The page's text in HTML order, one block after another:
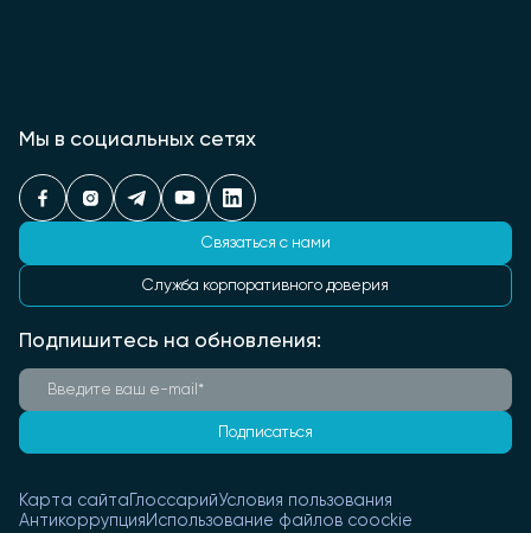
Мы в социальных сетях
Связаться с нами
Служба корпоративного доверия
Подпишитесь на обновления:
Подписаться
Карта сайта Глоссарий Условия пользования
Антикоррупция Использование файлов coockie